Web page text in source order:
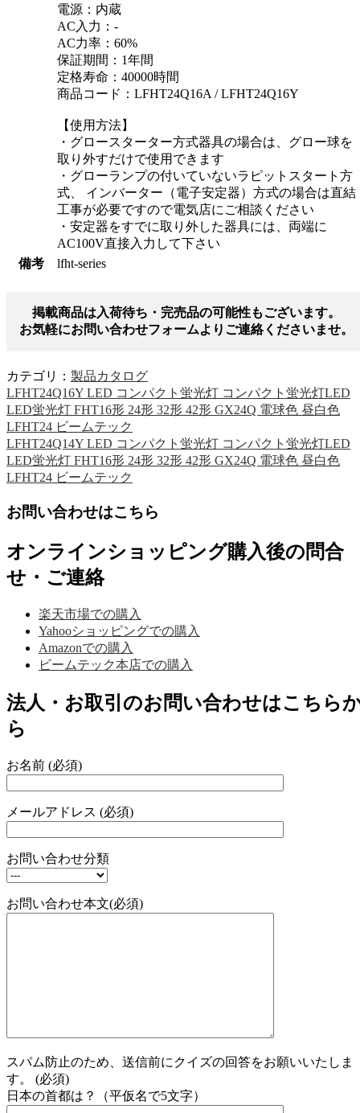
電源：内蔵
AC入力：-
AC力率：60%
保証期間：1年間
定格寿命：40000時間
商品コード：LFHT24Q16A / LFHT24Q16Y
【使用方法】
・グロースターター方式器具の場合は、グロー球を
取り外すだけで使用できます
・グローランプの付いていないラピットスタート方
式、 インバーター（電子安定器）方式の場合は直結
工事が必要ですので電気店にご相談ください
・安定器をすでに取り外した器具には、両端に
AC100V直接入力して下さい
備考
lfht-series
掲載商品は入荷待ち・完売品の可能性もございます。
お気軽にお問い合わせフォームよりご連絡くださいませ。
カテゴリ： 製品カタログ
LFHT24Q16Y LED コンパクト蛍光灯 コンパクト蛍光灯LED
LED蛍光灯 FHT16形 24形 32形 42形 GX24Q 電球色 昼白色
LFHT24 ビームテック
LFHT24Q14Y LED コンパクト蛍光灯 コンパクト蛍光灯LED
LED蛍光灯 FHT16形 24形 32形 42形 GX24Q 電球色 昼白色
LFHT24 ビームテック
お問い合わせはこちら
オンラインショッピング購入後の問合
せ・ご連絡
楽天市場での購入
Yahooショッピングでの購入
Amazonでの購入
ビームテック本店での購入
法人・お取引のお問い合わせはこちら
ら
お名前 (必須)
メールアドレス (必須)
お問い合わせ分類
お問い合わせ本文(必須)
スパム防止のため、送信前にクイズの回答をお願いいたしま
す。 (必須)
日本の首都は？（平仮名で5文字）